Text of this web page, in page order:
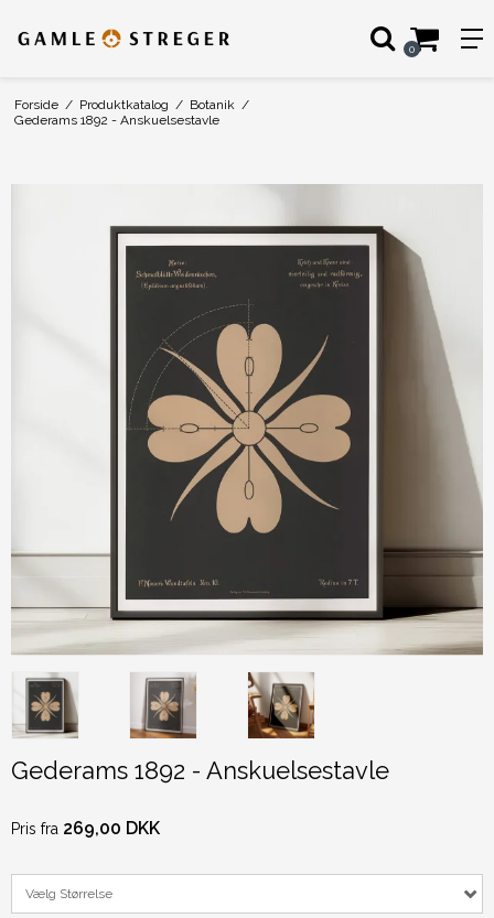
0
Forside / Produktkatalog / Botanik /
Gederams 1892 - Anskuelsestavle
Gederams 1892 - Anskuelsestavle
Pris fra 269,00 DKK
Vælg Størrelse